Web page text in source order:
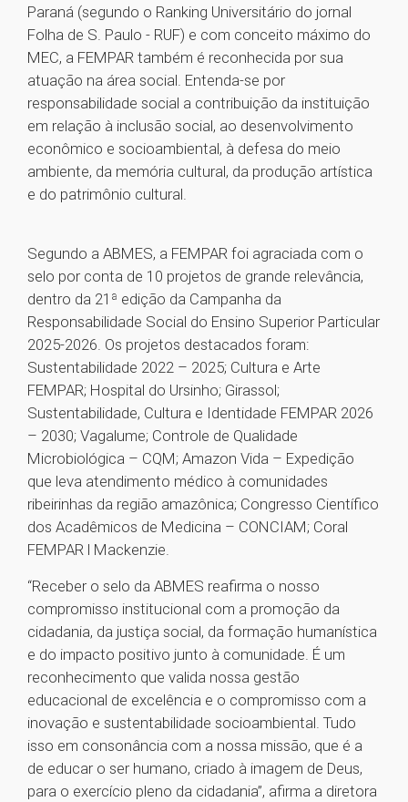
Paraná (segundo o Ranking Universitário do jornal
Folha de S. Paulo - RUF) e com conceito máximo do
MEC, a FEMPAR também é reconhecida por sua
atuação na área social. Entenda-se por
responsabilidade social a contribuição da instituição
em relação à inclusão social, ao desenvolvimento
econômico e socioambiental, à defesa do meio
ambiente, da memória cultural, da produção artística
e do patrimônio cultural.
Segundo a ABMES, a FEMPAR foi agraciada com o
selo por conta de 10 projetos de grande relevância,
dentro da 21ª edição da Campanha da
Responsabilidade Social do Ensino Superior Particular
2025-2026. Os projetos destacados foram:
Sustentabilidade 2022 – 2025; Cultura e Arte
FEMPAR; Hospital do Ursinho; Girassol;
Sustentabilidade, Cultura e Identidade FEMPAR 2026
– 2030; Vagalume; Controle de Qualidade
Microbiológica – CQM; Amazon Vida – Expedição
que leva atendimento médico à comunidades
ribeirinhas da região amazônica; Congresso Científico
dos Acadêmicos de Medicina – CONCIAM; Coral
FEMPAR l Mackenzie.
“Receber o selo da ABMES reafirma o nosso
compromisso institucional com a promoção da
cidadania, da justiça social, da formação humanística
e do impacto positivo junto à comunidade. É um
reconhecimento que valida nossa gestão
educacional de excelência e o compromisso com a
inovação e sustentabilidade socioambiental. Tudo
isso em consonância com a nossa missão, que é a
de educar o ser humano, criado à imagem de Deus,
para o exercício pleno da cidadania”, afirma a diretora